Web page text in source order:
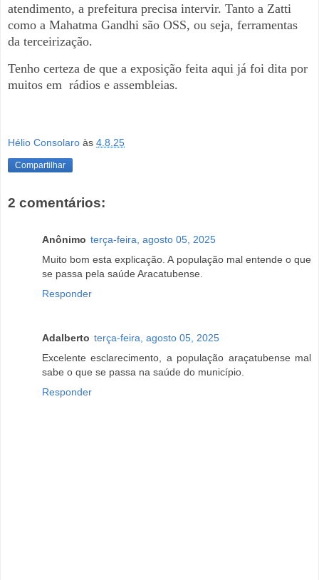
atendimento, a prefeitura precisa intervir. Tanto a Zatti
como a Mahatma Gandhi são OSS, ou seja, ferramentas
da terceirização.
Tenho certeza de que a exposição feita aqui já foi dita por
muitos em rádios e assembleias.
Hélio Consolaro às 4.8.25
Compartilhar
2 comentários:
Anônimo terça-feira, agosto 05, 2025
Muito bom esta explicação. A população mal entende o que
se passa pela saúde Aracatubense.
Responder
Adalberto terça-feira, agosto 05, 2025
Excelente esclarecimento, a população araçatubense mal
sabe o que se passa na saúde do município.
Responder